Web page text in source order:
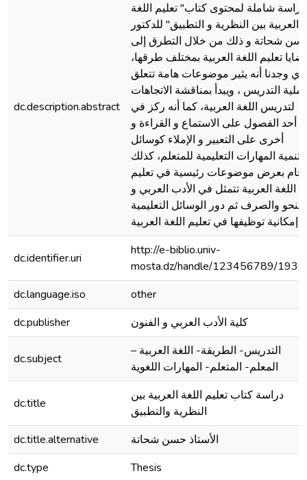
dc.description.abstract
دراسة شاملة لمحتوى كتاب" تعليم اللغة
العربية بين النظرية و التطبيق" للدكتور
شحاتة و ذلك من خلال التطرق إلى
تعليم اللغة العربية بمختلف طرقها،
وجدنا أنه يثير موضوعات هامة تتعلق
التدريس ، ويبدأ بمناقشة الاتجاهات
لتدريس اللغة العربية، كما أنه ركز في
أحد الفصول على الاستماع و القراءة و
أخرى على التعبير و الإملاء كوسائل
لتنمية المهارات التعليمية للمتعلم، كذلك
قام بعرض موضوعات رئيسية في تعليم
اللغة العربية تتمثل في الأدب العربي و
النحو والصرف ثم دور الوسائل التعليمية
dc.identifier.uri
http://e-biblio.univ-
mosta.dz/handle/123456789/
dc.language.iso
other
dc.publisher
كلية الأدب العربي و الفنون
dc.subject
التدريس- الطريقة- اللغة العربية –
المعلم- المتعلم- المهارات اللغوية
dc.title
دراسة كتاب تعليم اللغة العربية بين
النظرية والتطبيق
dc.title.alternative
الأستاذ حسن شحاتة
dc.type
Thesis